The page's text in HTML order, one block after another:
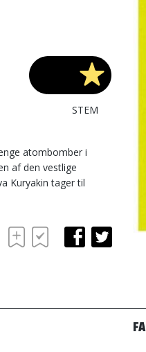
STEM
atombomber i
af den vestlige
Kuryakin tager til